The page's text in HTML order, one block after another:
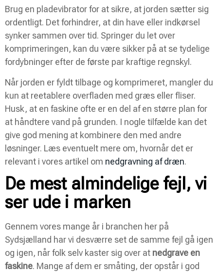
Brug en pladevibrator for at sikre, at jorden sætter sig
ordentligt. Det forhindrer, at din have eller indkørsel
synker sammen over tid. Springer du let over
komprimeringen, kan du være sikker på at se tydelige
fordybninger efter de første par kraftige regnskyl.
Når jorden er fyldt tilbage og komprimeret, mangler du
kun at reetablere overfladen med græs eller fliser.
Husk, at en faskine ofte er en del af en større plan for
at håndtere vand på grunden. I nogle tilfælde kan det
give god mening at kombinere den med andre
løsninger. Læs eventuelt mere om, hvornår det er
relevant i vores artikel om nedgravning af dræn.
De mest almindelige fejl, vi
ser ude i marken
Gennem vores mange år i branchen her på
Sydsjælland har vi desværre set de samme fejl gå igen
og igen, når folk selv kaster sig over at nedgrave en
faskine. Mange af dem er småting, der opstår i god